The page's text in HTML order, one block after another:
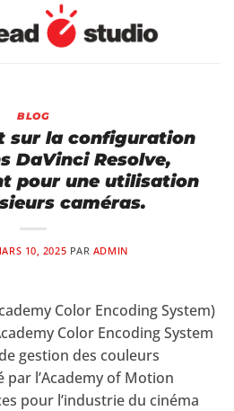
BLOG
sur la configuration
DaVinci Resolve,
pour une utilisation
caméras.
10, 2025 PAR ADMIN
Color Encoding System)
Color Encoding System
gestion des couleurs
l’Academy of Motion
pour l’industrie du cinéma